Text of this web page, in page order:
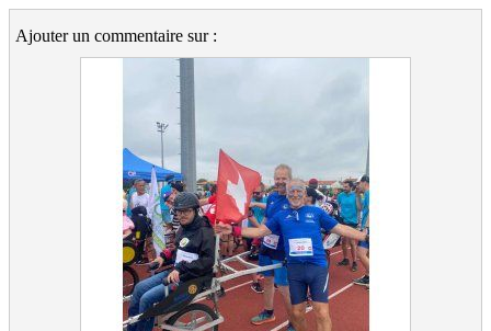
Ajouter un commentaire sur :